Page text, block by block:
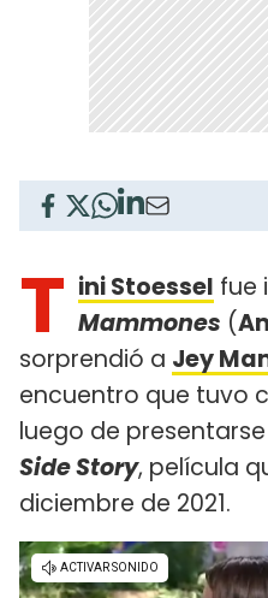
T ini Stoessel fue
Mammones (
sorprendió a Jey
encuentro que tuvo
luego de
Side Story, película
diciembre de 2021.